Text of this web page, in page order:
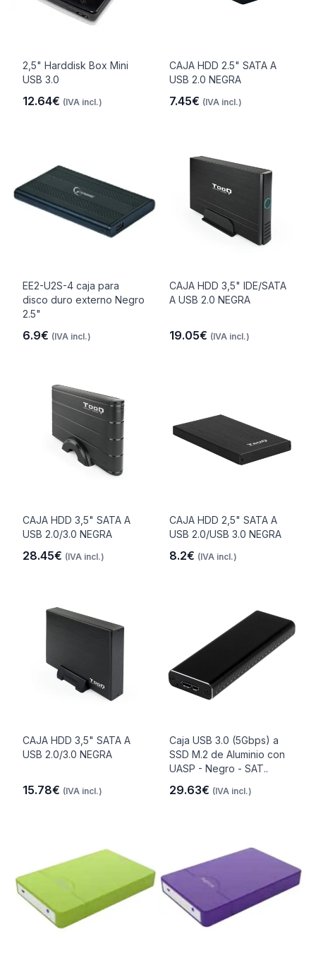
2,5" Harddisk Box Mini
USB 3.0
12.64€ (IVA incl.)
CAJA HDD 2.5" SATA A
USB 2.0 NEGRA
7.45€ (IVA incl.)
EE2-U2S-4 caja para
disco duro externo Negro
2.5"
6.9€ (IVA incl.)
CAJA HDD 3,5" IDE/SATA
A USB 2.0 NEGRA
19.05€ (IVA incl.)
CAJA HDD 3,5" SATA A
USB 2.0/3.0 NEGRA
28.45€ (IVA incl.)
CAJA HDD 2,5" SATA A
USB 2.0/USB 3.0 NEGRA
8.2€ (IVA incl.)
CAJA HDD 3,5" SATA A
USB 2.0/3.0 NEGRA
15.78€ (IVA incl.)
Caja USB 3.0 (5Gbps) a
SSD M.2 de Aluminio con
UASP - Negro - SAT..
29.63€ (IVA incl.)